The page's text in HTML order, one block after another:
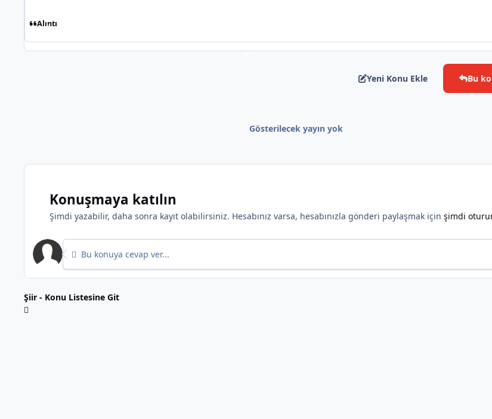
Alıntı
Yeni Konu Ekle Bu
Gösterilecek yayın yok
Konuşmaya katılın
Şimdi yazabilir, daha sonra kayıt olabilirsiniz. Hesabınız varsa, hesabınızla gönderi paylaşmak için şimdi
Bu konuya cevap ver...
Şiir - Konu Listesine Git
*